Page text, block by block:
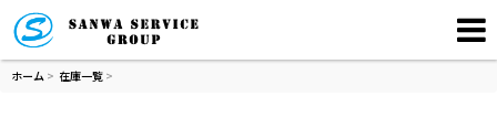
ホーム > 在庫一覧 >